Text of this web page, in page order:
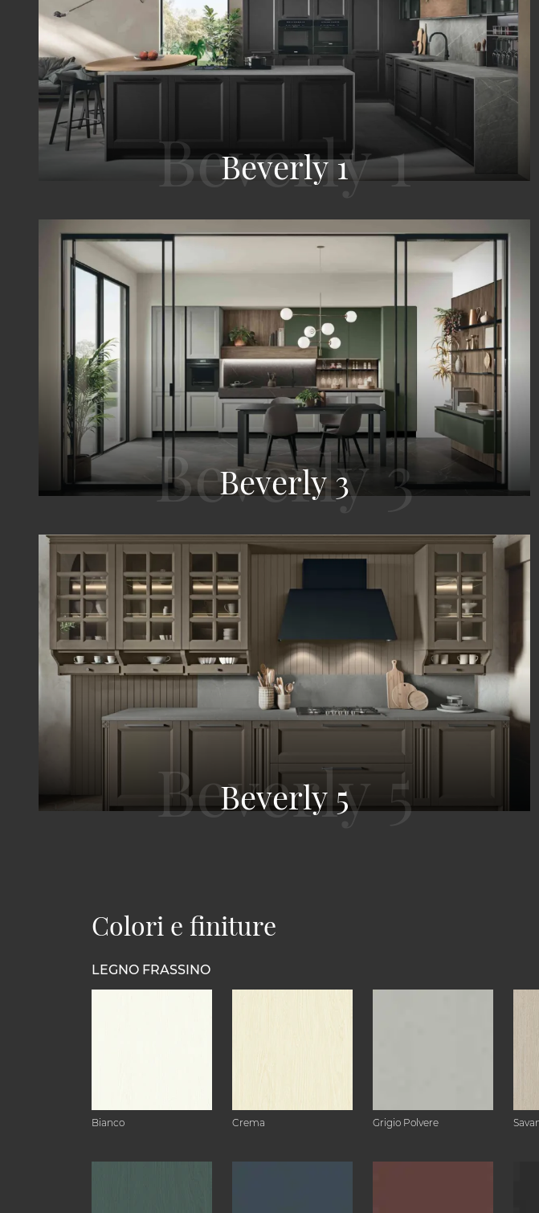
Beverly 1
Beverly 3
Beverly 5
Colori e finiture
LEGNO FRASSINO
Bianco Crema Grigio Polvere